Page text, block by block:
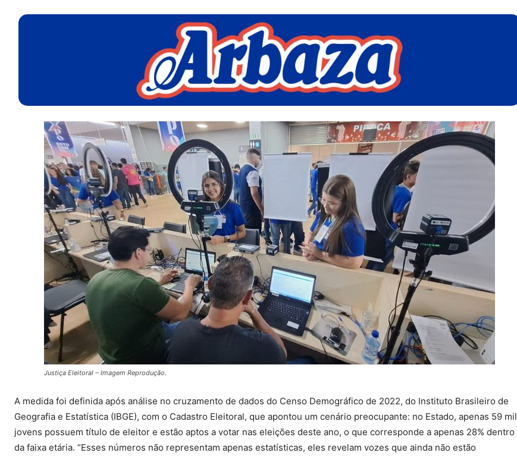
Justiça Eleitoral – Imagem Reprodução.
A medida foi definida após análise no cruzamento de dados do Censo Demográfico de 2022, do Instituto Brasileiro de
Geografia e Estatística (IBGE), com o Cadastro Eleitoral, que apontou um cenário preocupante: no Estado, apenas 59 mil
jovens possuem título de eleitor e estão aptos a votar nas eleições deste ano, o que corresponde a apenas 28% dentro
da faixa etária. “Esses números não representam apenas estatísticas, eles revelam vozes que ainda não estão